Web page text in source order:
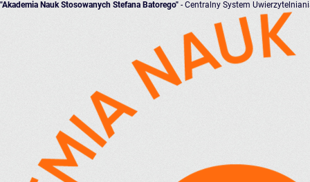
"Akademia Nauk Stosowanych Stefana Batorego" - Centralny System